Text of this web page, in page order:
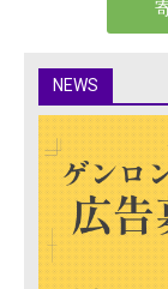
NEWS